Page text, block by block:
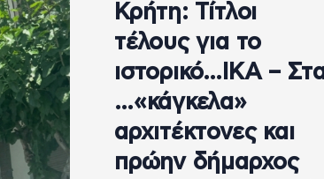
Κρήτη: Τίτλοι
τέλους για το
ιστορικό…ΙΚΑ –
…«κάγκελα»
αρχιτέκτονες και
πρώην δήμαρχος